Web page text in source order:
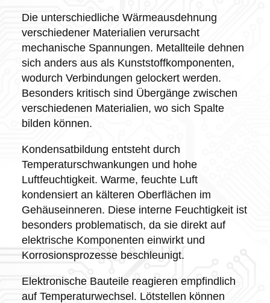
Die unterschiedliche Wärmeausdehnung
verschiedener Materialien verursacht
mechanische Spannungen. Metallteile dehnen
sich anders aus als Kunststoffkomponenten,
wodurch Verbindungen gelockert werden.
Besonders kritisch sind Übergänge zwischen
verschiedenen Materialien, wo sich Spalte
bilden können.
Kondensatbildung entsteht durch
Temperaturschwankungen und hohe
Luftfeuchtigkeit. Warme, feuchte Luft
kondensiert an kälteren Oberflächen im
Gehäuseinneren. Diese interne Feuchtigkeit ist
besonders problematisch, da sie direkt auf
elektrische Komponenten einwirkt und
Korrosionsprozesse beschleunigt.
Elektronische Bauteile reagieren empfindlich
auf Temperaturwechsel. Lötstellen können